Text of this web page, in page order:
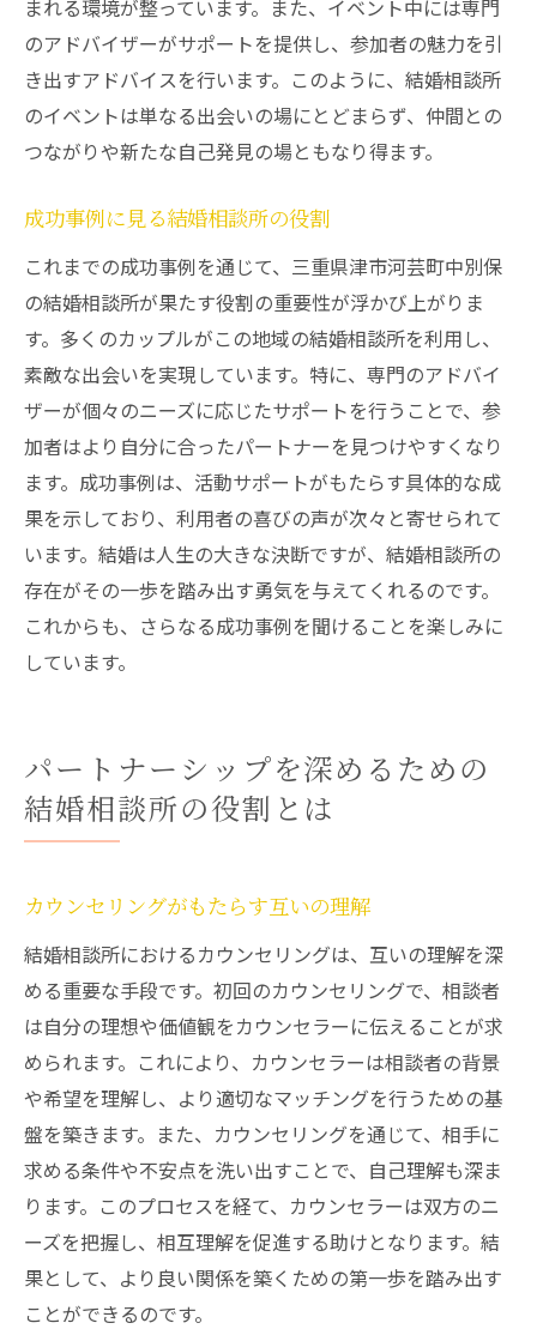
まれる環境が整っています。また、イベント中には専門
のアドバイザーがサポートを提供し、参加者の魅力を引
き出すアドバイスを行います。このように、結婚相談所
のイベントは単なる出会いの場にとどまらず、仲間との
つながりや新たな自己発見の場ともなり得ます。
成功事例に見る結婚相談所の役割
これまでの成功事例を通じて、三重県津市河芸町中別保
の結婚相談所が果たす役割の重要性が浮かび上がりま
す。多くのカップルがこの地域の結婚相談所を利用し、
素敵な出会いを実現しています。特に、専門のアドバイ
ザーが個々のニーズに応じたサポートを行うことで、参
加者はより自分に合ったパートナーを見つけやすくなり
ます。成功事例は、活動サポートがもたらす具体的な成
果を示しており、利用者の喜びの声が次々と寄せられて
います。結婚は人生の大きな決断ですが、結婚相談所の
存在がその一歩を踏み出す勇気を与えてくれるのです。
これからも、さらなる成功事例を聞けることを楽しみに
しています。
パートナーシップを深めるための
結婚相談所の役割とは
カウンセリングがもたらす互いの理解
結婚相談所におけるカウンセリングは、互いの理解を深
める重要な手段です。初回のカウンセリングで、相談者
は自分の理想や価値観をカウンセラーに伝えることが求
められます。これにより、カウンセラーは相談者の背景
や希望を理解し、より適切なマッチングを行うための基
盤を築きます。また、カウンセリングを通じて、相手に
求める条件や不安点を洗い出すことで、自己理解も深ま
ります。このプロセスを経て、カウンセラーは双方のニ
ーズを把握し、相互理解を促進する助けとなります。結
果として、より良い関係を築くための第一歩を踏み出す
ことができるのです。